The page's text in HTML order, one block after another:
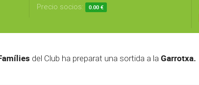
Precio socios: 0.00 €
del Club ha preparat una sortida a laGarrotxa.